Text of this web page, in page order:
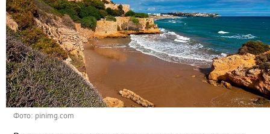
Фото: pinimg.com